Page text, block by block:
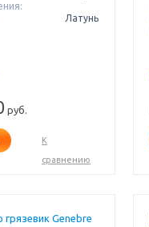
Латунь
руб.
К
сравнению